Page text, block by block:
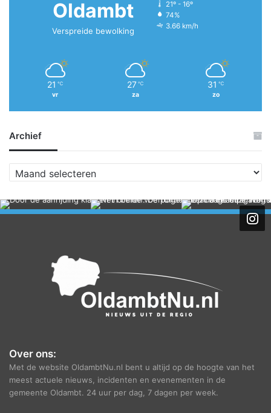
Oldambt
Verspreide bewolking
21º - 16º
74%
3.66 km/h
21 ℃
vr
27 ℃
za
31 ℃
zo
Archief
r
h
Over ons:
Met de website OldambtNu.nl bent u altijd op de hoogte van het
meest actuele nieuws, incidenten en evenementen in de
gemeente Oldambt. 24 uur per dag, 7 dagen per week.